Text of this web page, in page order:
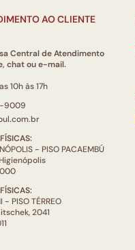
AO CLIENTE
Central de Atendimento
chat ou e-mail.
10h às 17h
9009
- PISO PACAEMBÚ
- PISO TÉRREO
2041